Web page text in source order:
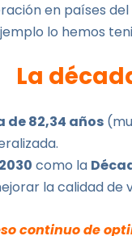
en países
lo hemos
La
de 82,34 años
como la
la calidad de
continuo de